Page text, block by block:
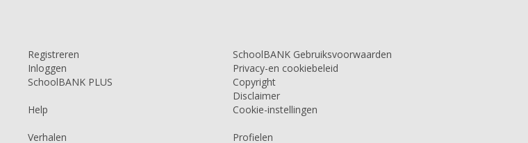
Registreren
Inloggen
SchoolBANK PLUS
Help
Verhalen
SchoolBANK Gebruiksvoorwaarden
Privacy-en cookiebeleid
Copyright
Disclaimer
Cookie-instellingen
Profielen